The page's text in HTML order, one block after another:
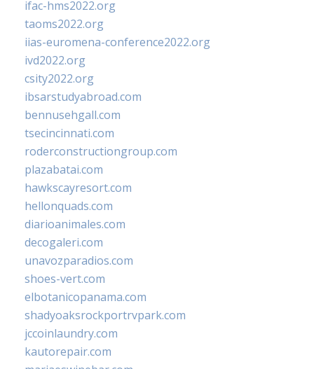
ifac-hms2022.org
taoms2022.org
iias-euromena-conference2022.org
ivd2022.org
csity2022.org
ibsarstudyabroad.com
bennusehgall.com
tsecincinnati.com
roderconstructiongroup.com
plazabatai.com
hawkscayresort.com
hellonquads.com
diarioanimales.com
decogaleri.com
unavozparadios.com
shoes-vert.com
elbotanicopanama.com
shadyoaksrockportrvpark.com
jccoinlaundry.com
kautorepair.com